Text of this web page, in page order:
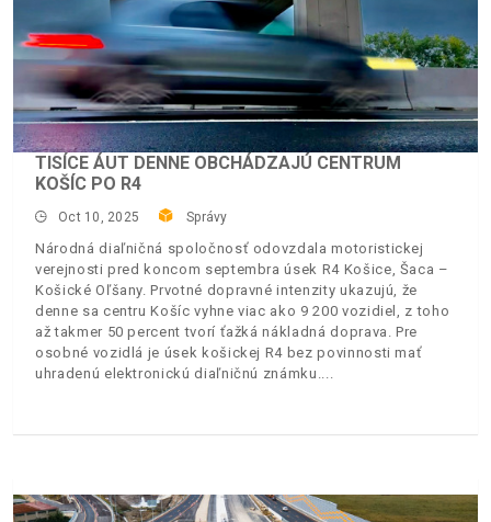
TISÍCE ÁUT DENNE OBCHÁDZAJÚ CENTRUM
KOŠÍC PO R4
Oct 10, 2025 Správy
Národná diaľničná spoločnosť odovzdala motoristickej
verejnosti pred koncom septembra úsek R4 Košice, Šaca –
Košické Oľšany. Prvotné dopravné intenzity ukazujú, že
denne sa centru Košíc vyhne viac ako 9 200 vozidiel, z toho
až takmer 50 percent tvorí ťažká nákladná doprava. Pre
osobné vozidlá je úsek košickej R4 bez povinnosti mať
uhradenú elektronickú diaľničnú známku.